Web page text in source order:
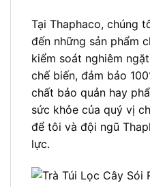
Tại Thaphaco, chúng
đến những sản phẩm
kiểm soát nghiêm
chế biến, đảm bảo
chất bảo quản hay
sức khỏe của quý vị
để tôi và đội ngũ
lực.